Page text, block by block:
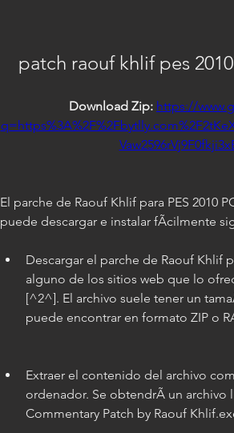
patch raouf khlif pes
Download Zip: https://
El parche de Raouf Khlif para PES 2010
puede descargar e instalar fÃcilmente
Descargar el parche de Raouf Khlif
alguno de los sitios web que lo
[^2^]. El archivo suele tener un
puede encontrar en formato ZIP o
Extraer el contenido del archivo
ordenador. Se obtendrÃ un archivo
Commentary Patch by Raouf